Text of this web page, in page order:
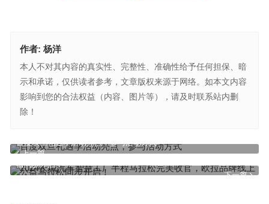
作者: 杨洋
本人不对其内容的真实性、完整性、准确性给予任何担保、暗
示和承诺，仅供读者参考，文章版权来源于网络。如本文内容
影响到您的合法权益（内容、图片等），请及时联系站内删
除！
上一篇
百度双旦礼遇季活动亮点，参与活动方式
下一篇
2024长城汽车智慧工厂半程马拉松完美收官，欧拉品牌线上公益马拉
松同步开启！